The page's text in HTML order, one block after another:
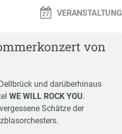
VERANSTALTUNG
von
und darüberhinaus
WE WILL ROCK YOU.
Schätze der